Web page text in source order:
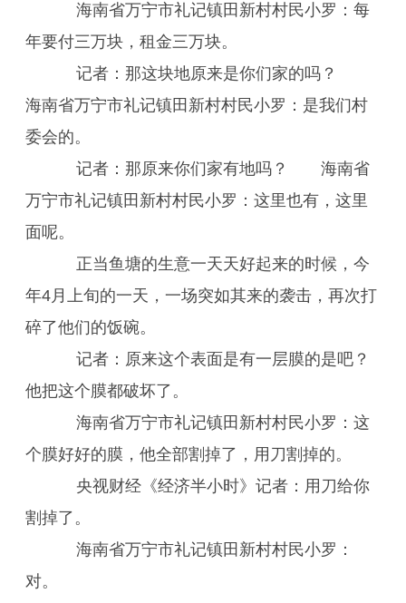
海南省万宁市礼记镇田新村村民小罗：每
年要付三万块，租金三万块。
记者：那这块地原来是你们家的吗？
海南省万宁市礼记镇田新村村民小罗：是我们村
委会的。
记者：那原来你们家有地吗？ 海南省
万宁市礼记镇田新村村民小罗：这里也有，这里
面呢。
正当鱼塘的生意一天天好起来的时候，今
年4月上旬的一天，一场突如其来的袭击，再次打
碎了他们的饭碗。
记者：原来这个表面是有一层膜的是吧？
他把这个膜都破坏了。
海南省万宁市礼记镇田新村村民小罗：这
个膜好好的膜，他全部割掉了，用刀割掉的。
央视财经《经济半小时》记者：用刀给你
割掉了。
海南省万宁市礼记镇田新村村民小罗：
对。